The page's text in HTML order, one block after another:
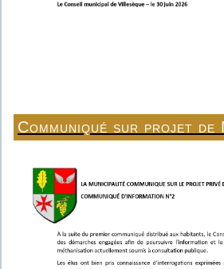
Communiqué sur projet de